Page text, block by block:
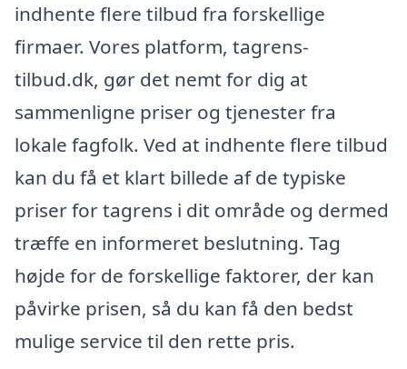
indhente flere tilbud fra forskellige
firmaer. Vores platform, tagrens-
tilbud.dk, gør det nemt for dig at
sammenligne priser og tjenester fra
lokale fagfolk. Ved at indhente flere tilbud
kan du få et klart billede af de typiske
priser for tagrens i dit område og dermed
træffe en informeret beslutning. Tag
højde for de forskellige faktorer, der kan
påvirke prisen, så du kan få den bedst
mulige service til den rette pris.